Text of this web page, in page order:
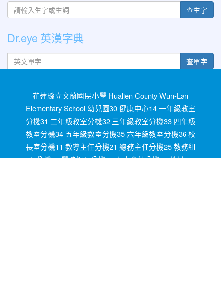
查生字
Dr.eye 英漢字典
英文單字 查單字
花蓮縣立文蘭國民小學 Hualien County Wun-Lan
Elementary School 幼兒園30 健康中心14 一年級教室
分機31 二年級教室分機32 三年級教室分機33 四年級
教室分機34 五年級教室分機35 六年級教室分機36 校
長室分機11 教導主任分機21 總務主任分機25 教務組
長分機22 學務組長分機24 人事會計分機23 地址：